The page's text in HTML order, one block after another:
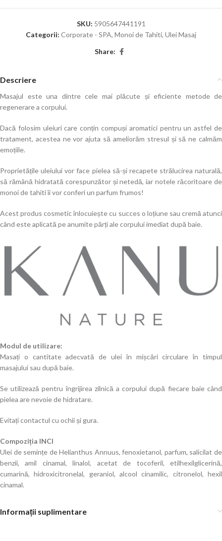
SKU: 5905647441191
Categorii: Corporate - SPA, Monoi de Tahiti, Ulei Masaj
Share:
Descriere
Masajul este una dintre cele mai plăcute și eficiente metode de
regenerare a corpului.
Dacă folosim uleiuri care conțin compuși aromatici pentru un astfel de
tratament, acestea ne vor ajuta să ameliorăm stresul și să ne calmăm
emoțiile.
Proprietățile uleiului vor face pielea să-și recapete strălucirea naturală,
să rămână hidratată corespunzător și netedă, iar notele răcoritoare de
monoi de tahiti îi vor conferi un parfum frumos!
Acest produs cosmetic înlocuiește cu succes o loțiune sau cremă atunci
când este aplicată pe anumite părți ale corpului imediat după baie.
Modul de utilizare:
Masați o cantitate adecvată de ulei în mișcări circulare în timpul
masajului sau după baie.
Se utilizează pentru îngrijirea zilnică a corpului după fiecare baie când
pielea are nevoie de hidratare.
Evitați contactul cu ochii și gura.
Compoziția INCI
Ulei de semințe de Helianthus Annuus, fenoxietanol, parfum, salicilat de
benzii, amil cinamal, linalol, acetat de tocoferil, etilhexilglicerină,
cumarină, hidroxicitronelal, geraniol, alcool cinamilic, citronelol, hexil
cinamal.
Informații suplimentare